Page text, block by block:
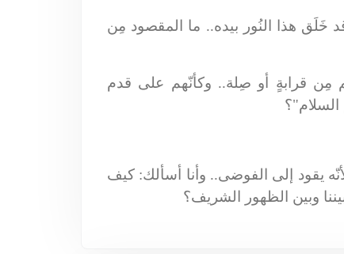
قد خَلَق هذا النُور بيده.. ما المقصود مِن
بهم مِن قرابةٍ أو صِلة.. وكأنّهم على قدم
السلام"؟
يقود إلى الفوضى.. وأنا أسألك: كيف
وبين الظهور الشريف؟